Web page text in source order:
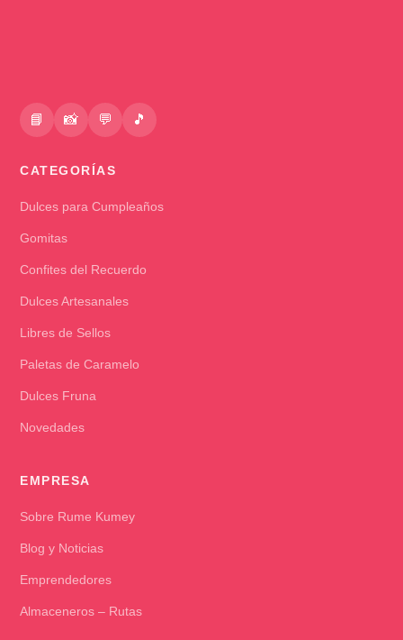
📘 📸 💬 🎵
CATEGORÍAS
Dulces para Cumpleaños
Gomitas
Confites del Recuerdo
Dulces Artesanales
Libres de Sellos
Paletas de Caramelo
Dulces Fruna
Novedades
EMPRESA
Sobre Rume Kumey
Blog y Noticias
Emprendedores
Almaceneros – Rutas